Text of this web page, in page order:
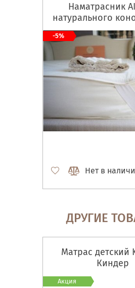
Наматрасник
натурального
волокна)
Нет в
-5%
ДРУГИЕ
Матрас детский
Киндер
Акция